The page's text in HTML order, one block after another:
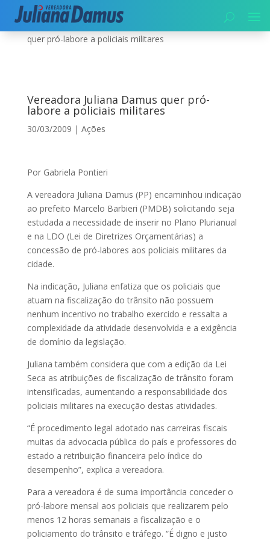
Início|Segurança|Ações
Vereadora Juliana Damus
quer pró-labore a policiais militares
Vereadora Juliana Damus quer pró-
labore a policiais militares
30/03/2009 | Ações
Por Gabriela Pontieri
A vereadora Juliana Damus (PP) encaminhou indicação
ao prefeito Marcelo Barbieri (PMDB) solicitando seja
estudada a necessidade de inserir no Plano Plurianual
e na LDO (Lei de Diretrizes Orçamentárias) a
concessão de pró-labores aos policiais militares da
cidade.
Na indicação, Juliana enfatiza que os policiais que
atuam na fiscalização do trânsito não possuem
nenhum incentivo no trabalho exercido e ressalta a
complexidade da atividade desenvolvida e a exigência
de domínio da legislação.
Juliana também considera que com a edição da Lei
Seca as atribuições de fiscalização de trânsito foram
intensificadas, aumentando a responsabilidade dos
policiais militares na execução destas atividades.
“É procedimento legal adotado nas carreiras fiscais
muitas da advocacia pública do país e professores do
estado a retribuição financeira pelo índice do
desempenho”, explica a vereadora.
Para a vereadora é de suma importância conceder o
pró-labore mensal aos policiais que realizarem pelo
menos 12 horas semanais a fiscalização e o
policiamento do trânsito e tráfego. “É digno e justo